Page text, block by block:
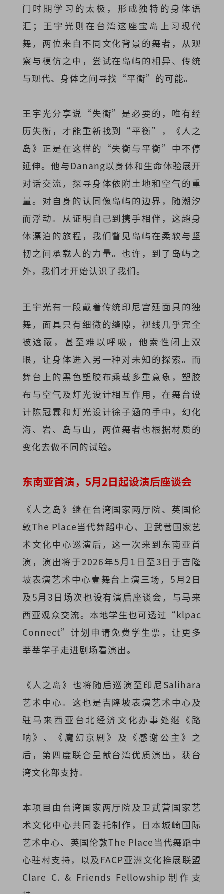
门时期学习的太极，形成独特的身体语
汇；王宇光则在台湾这座宝岛上习现代
舞，两位来自不同文化背景的舞者，从观
察与模仿之中，尝试在岛屿的相异、传统
与现代、身体之间寻找“平衡”的可能。
王宇光分享说“失衡”是必要的，唯有经
历失衡，才能重新找到“平衡”，《人之
岛》正是在这样的“失衡与平衡”中不停
延伸。他与Danang以身体和生命体验展开
对话交流，探寻身体依附土地和空气的重
量。对自身的认同像岛屿的边界，随潮汐
而浮动。从证明自己到携手相伴，这趟身
体漂泊的旅程，我们瞥见岛屿在柔软与坚
韧之间承载人的力量。也许，到了岛屿之
外，我们才开始认识了我们。
王宇光有一段戴着传统印尼宫廷面具的独
舞，面具只有细微的缝隙，视线几乎完全
被遮蔽，甚至难以呼吸，他索性闭上双
眼，让身体进入另一种对未知的探索。而
舞台上的黑色塑胶布乘载多重意象，塑胶
布与空气及灯光设计相互作用，在舞台设
计陈冠霖和灯光设计徐子涵的手中，幻化
海、岩、岛与山，两位舞者也根据材质的
变化去做不同的试验。
东南亚首演，5月2日起设演后座谈会
《人之岛》继在台湾国家两厅院、英国伦
敦The Place当代舞蹈中心、卫武营国家艺
术文化中心巡演后，这一次来到东南亚首
演，演出将于2026年5月1日至3日于吉隆
坡表演艺术中心壹舞台上演三场，5月2日
及5月3日场次也设有演后座谈会，与马来
西亚观众交流。本地学生也可透过“klpac
Connect”计划申请免费学生票，让更多
莘莘学子走进剧场看演出。
《人之岛》也将随后巡演至印尼Salihara
艺术中心。这也是吉隆坡表演艺术中心及
驻马来西亚台北经济文化办事处继《路
呐》、《魔幻京剧》及《感谢公主》之
后，第四度联合呈献台湾优质演出，获台
湾文化部支持。
本项目由台湾国家两厅院及卫武营国家艺
术文化中心共同委托制作，日本城崎国际
艺术中心、英国伦敦The Place当代舞蹈中
心驻村支持，以及FACP亚洲文化推展联盟
Clare C. & Friends Fellowship制作支